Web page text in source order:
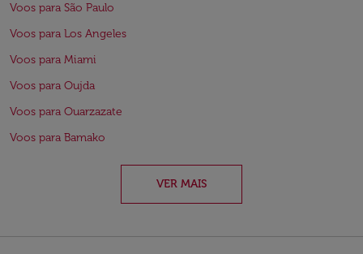
Voos para São Paulo
Voos para Los Angeles
Voos para Miami
Voos para Oujda
Voos para Ouarzazate
Voos para Bamako
VER MAIS